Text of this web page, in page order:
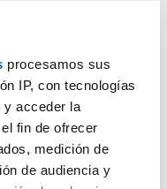
procesamos sus
IP, con tecnologías
y acceder la
fin de ofrecer
medición de
de audiencia y